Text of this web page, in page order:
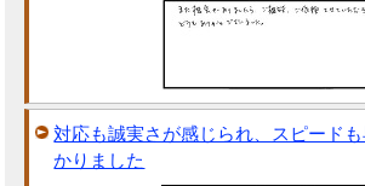
対応も誠実さが感じられ、スピード
かりました